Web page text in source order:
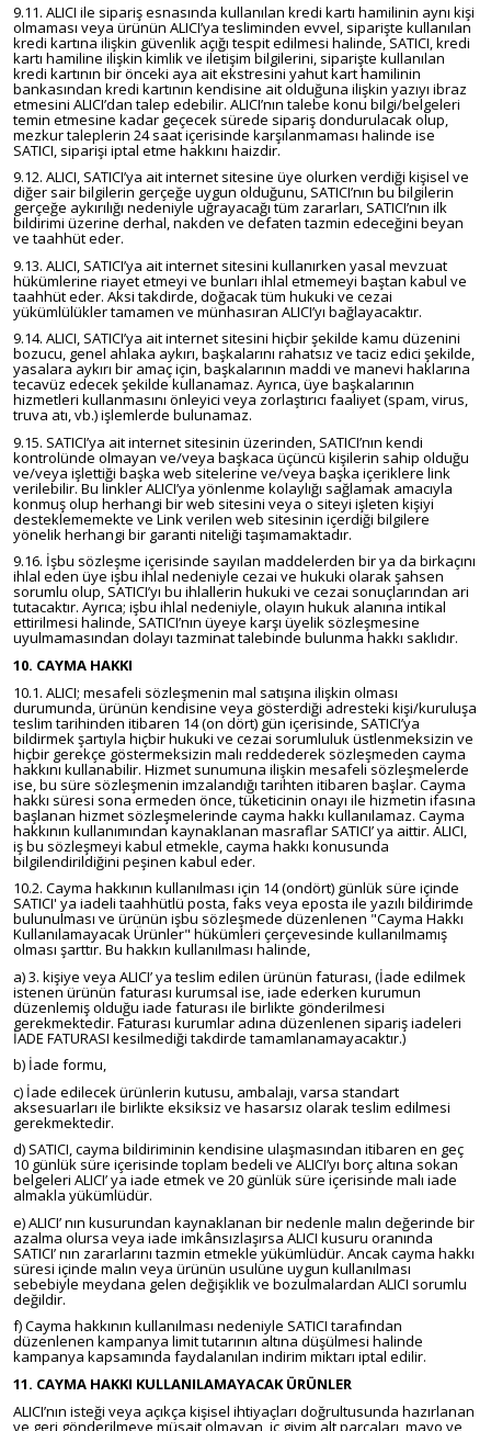
9.11. ALICI ile sipariş esnasında kullanılan kredi kartı hamilinin aynı kişi
olmaması veya ürünün ALICI’ya tesliminden evvel, siparişte kullanılan
kredi kartına ilişkin güvenlik açığı tespit edilmesi halinde, SATICI, kredi
kartı hamiline ilişkin kimlik ve iletişim bilgilerini, siparişte kullanılan
kredi kartının bir önceki aya ait ekstresini yahut kart hamilinin
bankasından kredi kartının kendisine ait olduğuna ilişkin yazıyı ibraz
etmesini ALICI’dan talep edebilir. ALICI’nın talebe konu bilgi/belgeleri
temin etmesine kadar geçecek sürede sipariş dondurulacak olup,
mezkur taleplerin 24 saat içerisinde karşılanmaması halinde ise
SATICI, siparişi iptal etme hakkını haizdir.
9.12. ALICI, SATICI’ya ait internet sitesine üye olurken verdiği kişisel ve
diğer sair bilgilerin gerçeğe uygun olduğunu, SATICI’nın bu bilgilerin
gerçeğe aykırılığı nedeniyle uğrayacağı tüm zararları, SATICI’nın ilk
bildirimi üzerine derhal, nakden ve defaten tazmin edeceğini beyan
ve taahhüt eder.
9.13. ALICI, SATICI’ya ait internet sitesini kullanırken yasal mevzuat
hükümlerine riayet etmeyi ve bunları ihlal etmemeyi baştan kabul ve
taahhüt eder. Aksi takdirde, doğacak tüm hukuki ve cezai
yükümlülükler tamamen ve münhasıran ALICI’yı bağlayacaktır.
9.14. ALICI, SATICI’ya ait internet sitesini hiçbir şekilde kamu düzenini
bozucu, genel ahlaka aykırı, başkalarını rahatsız ve taciz edici şekilde,
yasalara aykırı bir amaç için, başkalarının maddi ve manevi haklarına
tecavüz edecek şekilde kullanamaz. Ayrıca, üye başkalarının
hizmetleri kullanmasını önleyici veya zorlaştırıcı faaliyet (spam, virus,
truva atı, vb.) işlemlerde bulunamaz.
9.15. SATICI’ya ait internet sitesinin üzerinden, SATICI’nın kendi
kontrolünde olmayan ve/veya başkaca üçüncü kişilerin sahip olduğu
ve/veya işlettiği başka web sitelerine ve/veya başka içeriklere link
verilebilir. Bu linkler ALICI’ya yönlenme kolaylığı sağlamak amacıyla
konmuş olup herhangi bir web sitesini veya o siteyi işleten kişiyi
desteklememekte ve Link verilen web sitesinin içerdiği bilgilere
yönelik herhangi bir garanti niteliği taşımamaktadır.
9.16. İşbu sözleşme içerisinde sayılan maddelerden bir ya da birkaçını
ihlal eden üye işbu ihlal nedeniyle cezai ve hukuki olarak şahsen
sorumlu olup, SATICI’yı bu ihlallerin hukuki ve cezai sonuçlarından ari
tutacaktır. Ayrıca; işbu ihlal nedeniyle, olayın hukuk alanına intikal
ettirilmesi halinde, SATICI’nın üyeye karşı üyelik sözleşmesine
uyulmamasından dolayı tazminat talebinde bulunma hakkı saklıdır.
10. CAYMA HAKKI
10.1. ALICI; mesafeli sözleşmenin mal satışına ilişkin olması
durumunda, ürünün kendisine veya gösterdiği adresteki kişi/kuruluşa
teslim tarihinden itibaren 14 (on dört) gün içerisinde, SATICI’ya
bildirmek şartıyla hiçbir hukuki ve cezai sorumluluk üstlenmeksizin ve
hiçbir gerekçe göstermeksizin malı reddederek sözleşmeden cayma
hakkını kullanabilir. Hizmet sunumuna ilişkin mesafeli sözleşmelerde
ise, bu süre sözleşmenin imzalandığı tarihten itibaren başlar. Cayma
hakkı süresi sona ermeden önce, tüketicinin onayı ile hizmetin ifasına
başlanan hizmet sözleşmelerinde cayma hakkı kullanılamaz. Cayma
hakkının kullanımından kaynaklanan masraflar SATICI’ ya aittir. ALICI,
iş bu sözleşmeyi kabul etmekle, cayma hakkı konusunda
bilgilendirildiğini peşinen kabul eder.
10.2. Cayma hakkının kullanılması için 14 (ondört) günlük süre içinde
SATICI' ya iadeli taahhütlü posta, faks veya eposta ile yazılı bildirimde
bulunulması ve ürünün işbu sözleşmede düzenlenen "Cayma Hakkı
Kullanılamayacak Ürünler" hükümleri çerçevesinde kullanılmamış
olması şarttır. Bu hakkın kullanılması halinde,
a) 3. kişiye veya ALICI’ ya teslim edilen ürünün faturası, (İade edilmek
istenen ürünün faturası kurumsal ise, iade ederken kurumun
düzenlemiş olduğu iade faturası ile birlikte gönderilmesi
gerekmektedir. Faturası kurumlar adına düzenlenen sipariş iadeleri
İADE FATURASI kesilmediği takdirde tamamlanamayacaktır.)
b) İade formu,
c) İade edilecek ürünlerin kutusu, ambalajı, varsa standart
aksesuarları ile birlikte eksiksiz ve hasarsız olarak teslim edilmesi
gerekmektedir.
d) SATICI, cayma bildiriminin kendisine ulaşmasından itibaren en geç
10 günlük süre içerisinde toplam bedeli ve ALICI’yı borç altına sokan
belgeleri ALICI’ ya iade etmek ve 20 günlük süre içerisinde malı iade
almakla yükümlüdür.
e) ALICI’ nın kusurundan kaynaklanan bir nedenle malın değerinde bir
azalma olursa veya iade imkânsızlaşırsa ALICI kusuru oranında
SATICI’ nın zararlarını tazmin etmekle yükümlüdür. Ancak cayma hakkı
süresi içinde malın veya ürünün usulüne uygun kullanılması
sebebiyle meydana gelen değişiklik ve bozulmalardan ALICI sorumlu
değildir.
f) Cayma hakkının kullanılması nedeniyle SATICI tarafından
düzenlenen kampanya limit tutarının altına düşülmesi halinde
kampanya kapsamında faydalanılan indirim miktarı iptal edilir.
11. CAYMA HAKKI KULLANILAMAYACAK ÜRÜNLER
ALICI’nın isteği veya açıkça kişisel ihtiyaçları doğrultusunda hazırlanan
ve geri gönderilmeye müsait olmayan, iç giyim alt parçaları, mayo ve